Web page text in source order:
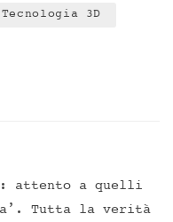
Tecnologia 3D
attento a quelli
Tutta la verità